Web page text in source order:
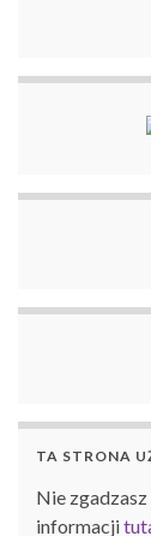
TA STRONA
Nie
informacji